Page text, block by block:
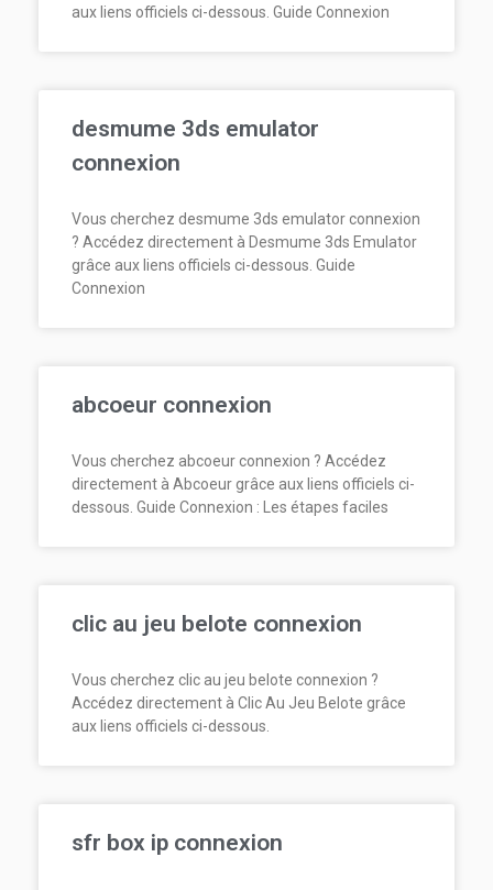
aux liens officiels ci-dessous. Guide Connexion
desmume 3ds emulator
connexion
Vous cherchez desmume 3ds emulator connexion
? Accédez directement à Desmume 3ds Emulator
grâce aux liens officiels ci-dessous. Guide
Connexion
abcoeur connexion
Vous cherchez abcoeur connexion ? Accédez
directement à Abcoeur grâce aux liens officiels ci-
dessous. Guide Connexion : Les étapes faciles
clic au jeu belote connexion
Vous cherchez clic au jeu belote connexion ?
Accédez directement à Clic Au Jeu Belote grâce
aux liens officiels ci-dessous.
sfr box ip connexion